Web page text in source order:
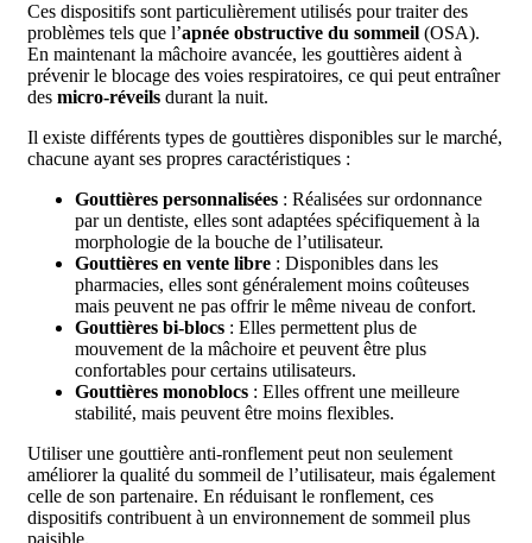
Ces dispositifs sont particulièrement utilisés pour traiter des
problèmes tels que l’apnée obstructive du sommeil (OSA).
En maintenant la mâchoire avancée, les gouttières aident à
prévenir le blocage des voies respiratoires, ce qui peut entraîner
des micro-réveils durant la nuit.
Il existe différents types de gouttières disponibles sur le marché,
chacune ayant ses propres caractéristiques :
Gouttières personnalisées : Réalisées sur ordonnance
par un dentiste, elles sont adaptées spécifiquement à la
morphologie de la bouche de l’utilisateur.
Gouttières en vente libre : Disponibles dans les
pharmacies, elles sont généralement moins coûteuses
mais peuvent ne pas offrir le même niveau de confort.
Gouttières bi-blocs : Elles permettent plus de
mouvement de la mâchoire et peuvent être plus
confortables pour certains utilisateurs.
Gouttières monoblocs : Elles offrent une meilleure
stabilité, mais peuvent être moins flexibles.
Utiliser une gouttière anti-ronflement peut non seulement
améliorer la qualité du sommeil de l’utilisateur, mais également
celle de son partenaire. En réduisant le ronflement, ces
dispositifs contribuent à un environnement de sommeil plus